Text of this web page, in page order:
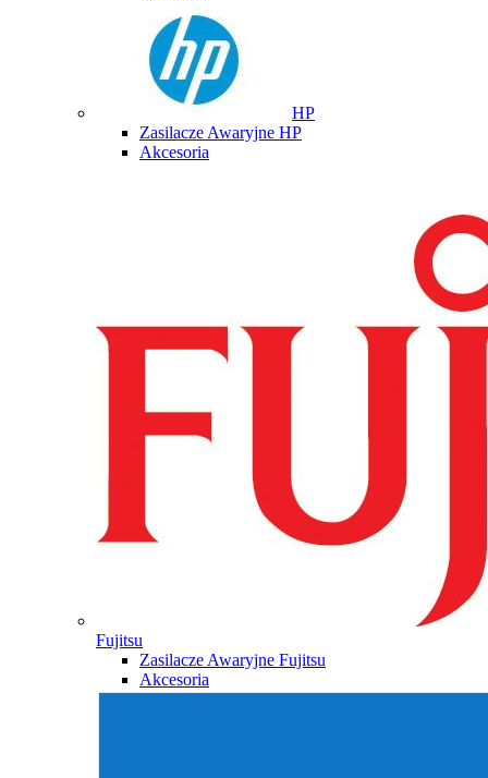
HP
Zasilacze Awaryjne HP
Akcesoria
Fujitsu
Zasilacze Awaryjne Fujitsu
Akcesoria